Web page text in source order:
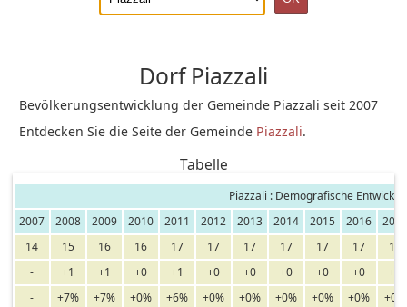
Dorf Piazzali
Bevölkerungsentwicklung der Gemeinde Piazzali seit 2007
Entdecken Sie die Seite der Gemeinde Piazzali.
Tabelle
Piazzali : Demografische
2007
2008 2009 2010 2011 2012 2013 2014 2015 2016
14
15 16 16 17 17 17 17 17 17
17
-
+1 +1 +0 +1 +0 +0 +0 +0 +0
+0
-
+7% +7% +0% +6% +0% +0% +0% +0% +0%
+0%